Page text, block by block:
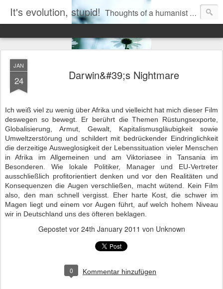
It's evolution, stupid! Thoughts of a humanist rationalist naturalist agnostic atheist biologist. Mostly on the overlapping magisteria of evidence-based science and fairy-tale religion.
JAN
24 Darwin&#39;s Nightmare
Ich weiß viel zu wenig über Afrika und vielleicht hat mich dieser Film
deswegen so bewegt. Er berührt die Themen Rüstungsexporte,
Globalisierung, Armut, Gewalt, Kapitalismusgläubigkeit sowie
Umweltzerstörung und schildert mit bedrückender Eindringlichkeit
die derzeitige Ausweglosigkeit der Lebenssituation vieler Menschen
in Afrika im Allgemeinen und am Viktoriasee in Tansania im
Besonderen. Wie lokale Politiker, Manager und EU-Vertreter
ausschließlich profitorientiert denken und vor den Realitäten und
Konsequenzen die Augen verschließen, macht wütend. Kein Film
also, den man schnell vergisst. Eher harte Kost, die schwer im
Magen liegt und einem vor Augen führt, auf welch hohem Niveau
wir in Deutschland uns des öfteren beklagen.
Gepostet vor 24th January 2011 von Unknown
0 Kommentar hinzufügen